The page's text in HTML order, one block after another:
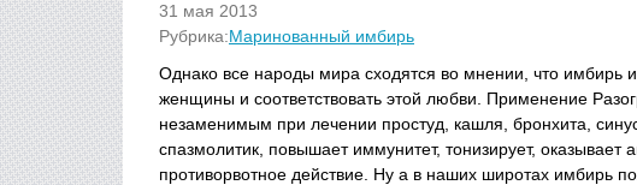
31 мая 2013
Рубрика:Маринованный имбирь
Однако все народы мира сходятся во мнении, что имбирь
женщины и соответствовать этой любви. Применение
незаменимым при лечении простуд, кашля, бронхита,
спазмолитик, повышает иммунитет, тонизирует,
противорвотное действие. Ну а в наших широтах имбирь